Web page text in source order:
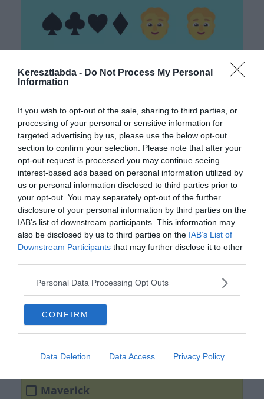
Keresztlabda - Do Not Process My Personal
Information
If you wish to opt-out of the sale, sharing to third parties, or
processing of your personal or sensitive information for
targeted advertising by us, please use the below opt-out
section to confirm your selection. Please note that after your
opt-out request is processed you may continue seeing
interest-based ads based on personal information utilized by
us or personal information disclosed to third parties prior to
your opt-out. You may separately opt-out of the further
disclosure of your personal information by third parties on the
IAB’s list of downstream participants. This information may
also be disclosed by us to third parties on the IAB’s List of
Downstream Participants that may further disclose it to other
Personal Data Processing Opt Outs
CONFIRM
Data Deletion Data Access Privacy Policy
Lássuk!
Napi feladat: Melyik film
címét rejtik az emojik?
Pókerarcok
Maverick